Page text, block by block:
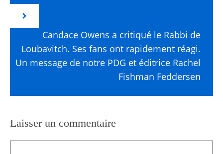
Candace Owens a critiqué le Rabbi de
Loubavitch. Ses fans ont rapidement réagi.
Un message de notre PDG et éditrice Rachel
Fishman Feddersen
Laisser un commentaire